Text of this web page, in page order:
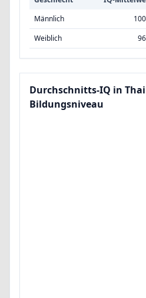
Männlich
Weiblich
Durchschnitts-IQ in
Bildungsniveau